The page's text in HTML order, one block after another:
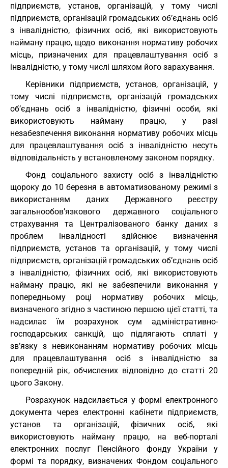
підприємств, установ, організацій, у тому числі
підприємств, організацій громадських об’єднань осіб
з інвалідністю, фізичних осіб, які використовують
найману працю, щодо виконання нормативу робочих
місць, призначених для працевлаштування осіб з
інвалідністю, у тому числі шляхом його зарахування.
Керівники підприємств, установ, організацій, у
тому числі підприємств, організацій громадських
об’єднань осіб з інвалідністю, фізичні особи, які
використовують найману працю, у разі
незабезпечення виконання нормативу робочих місць
для працевлаштування осіб з інвалідністю несуть
відповідальність у встановленому законом порядку.
Фонд соціального захисту осіб з інвалідністю
щороку до 10 березня в автоматизованому режимі з
використанням даних Державного реєстру
загальнообов’язкового державного соціального
страхування та Централізованого банку даних з
проблем інвалідності здійснює визначення
підприємств, установ та організацій, у тому числі
підприємств, організацій громадських об’єднань осіб
з інвалідністю, фізичних осіб, які використовують
найману працю, які не забезпечили виконання у
попередньому році нормативу робочих місць,
визначеного згідно з частиною першою цієї статті, та
надсилає їм розрахунок сум адміністративно-
господарських санкцій, що підлягають сплаті у
зв’язку з невиконанням нормативу робочих місць
для працевлаштування осіб з інвалідністю за
попередній рік, обчислених відповідно до статті 20
цього Закону.
Розрахунок надсилається у формі електронного
документа через електронні кабінети підприємств,
установ та організацій, фізичних осіб, які
використовують найману працю, на веб-порталі
електронних послуг Пенсійного фонду України у
формі та порядку, визначених Фондом соціального